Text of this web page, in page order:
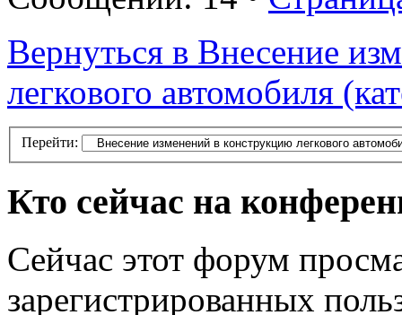
Вернуться в Внесение
легкового автомобиля
Перейти:
Кто сейчас на
Сейчас этот форум
зарегистрированных